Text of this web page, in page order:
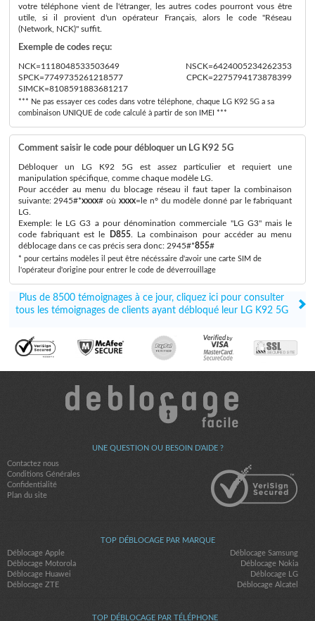
votre téléphone vient de l'étranger, les autres codes pourront vous être
utile, si il provient d'un opérateur Français, alors le code "Réseau
(Network, NCK)" suffit.
Exemple de codes reçu:
NCK=1118048533503649 NSCK=6424005234262353
SPCK=7749735261218577 CPCK=2275794173878399
SIMCK=8108591883681217
*** Ne pas essayer ces codes dans votre téléphone, chaque LG K92 5G a sa
combinaison UNIQUE de code calculé à partir de son IMEI ***
Comment saisir le code pour débloquer un LG K92 5G
Débloquer un LG K92 5G est assez particulier et requiert une
manipulation spécifique, comme chaque modèle LG.
Pour accéder au menu du blocage réseau il faut taper la combinaison
suivante: 2945#*xxxx# où xxxx=le n° du modèle donné par le fabriquant
LG.
Exemple: le LG G3 a pour dénomination commerciale "LG G3" mais le
code fabriquant est le
D855. La combinaison pour accéder au menu
déblocage dans ce cas précis sera donc: 2945#*855#
* pour certains modèles il peut être nécéssaire d'avoir une carte SIM de
l'opérateur d'origine pour entrer le code de déverrouillage
Plus de 8500 témoignages à ce jour, cliquez ici pour consulter
tous les témoignages de clients ayant débloqué leur LG K92 5G
UNE QUESTION OU BESOIN D'AIDE ?
Contactez nous
Conditions Générales
Confidentialité
Plan du site
TOP DÉBLOCAGE PAR MARQUE
Déblocage Apple
Déblocage Samsung
Déblocage Motorola
Déblocage Nokia
Déblocage Huawei
Déblocage LG
Déblocage ZTE
Déblocage Alcatel
TOP DÉBLOCAGE PAR TÉLÉPHONE